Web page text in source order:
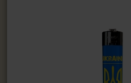
ЗАЖИГАЛКИ